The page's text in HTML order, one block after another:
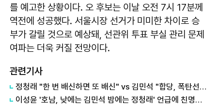
를 예고한 상황이다. 오 후보는 이날 오전 7시 17분께
역전에 성공했다. 서울시장 선거가 미미한 차이로 승
부가 갈릴 것으로 예상돼, 선관위 투표 부실 관리 문제
여파는 더욱 커질 전망이다.
관련기사
정청래 "한 번 배신하면 또 배신" vs 김민석 "합당, 폭탄선언 안 돼"
이성윤 '호남, 낮에는 김민석 밤에는 정청래' 언급에 친명계 반발…"한심한 수준"